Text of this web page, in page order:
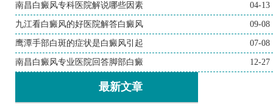
南昌白癜风专科医院解说哪些因素 04-13
九江看白癜风的好医院解答白癜风 09-08
鹰潭手部白斑的症状是白癜风引起 07-08
南昌白癜风专业医院回答脚部白癜 12-27
最新文章